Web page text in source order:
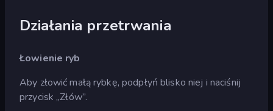
Działania przetrwania
Łowienie ryb
Aby złowić małą rybkę, podpłyń blisko niej i naciśnij
przycisk „Złów”.